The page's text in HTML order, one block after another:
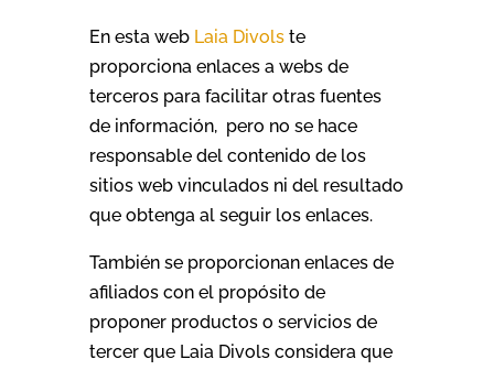
En esta web Laia Divolste
proporciona enlaces a webs de
terceros para facilitar otras fuentes
de información, pero no se hace
responsable del contenido de los
sitios web vinculados ni del resultado
que obtenga al seguir los enlaces.
También se proporcionan enlaces de
afiliados con el propósito de
proponer productos o servicios de
tercer que Laia Divols considera que